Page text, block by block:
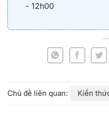
- 12h00
Kiến